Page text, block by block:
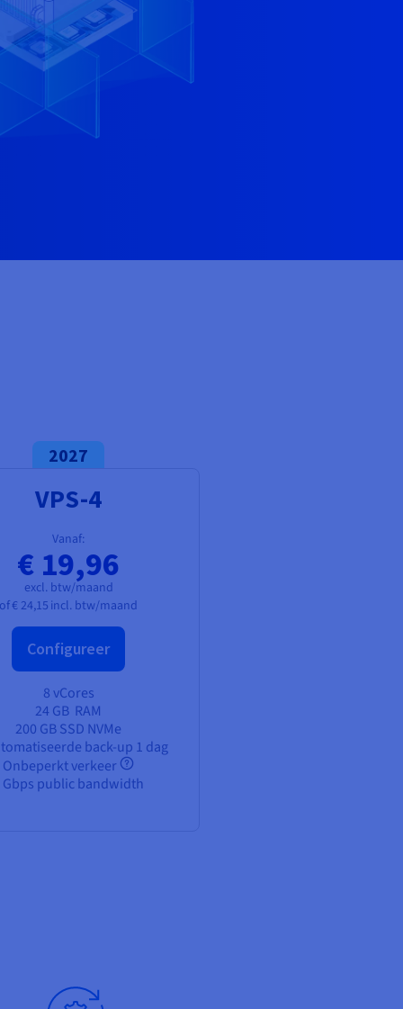
2027
VPS-4
Vanaf:
€ 19,96
excl. btw/maand
of€ 24,15 incl. btw/maand
Configureer
8 vCores
24 GB RAM
200 GB SSD NVMe
back-up 1 dag
Onbeperkt verkeer
Gbps public bandwidth